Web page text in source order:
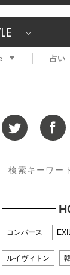
どこの"？
試してみた
エンタメ占い
コンバース
ルイヴィトン